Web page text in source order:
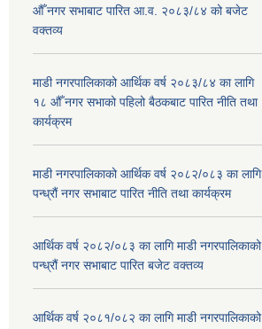
औँ नगर सभाबाट पारित आ.व. २०८३/८४ को बजेट
वक्तव्य
माडी नगरपालिकाको आर्थिक वर्ष २०८३/८४ का लागि
१८ औँ नगर सभाको पहिलो बैठकबाट पारित नीति तथा
कार्यक्रम
माडी नगरपालिकाको आर्थिक वर्ष २०८२/०८३ का लागि
पन्ध्रौं नगर सभाबाट पारित नीति तथा कार्यक्रम
आर्थिक वर्ष २०८२/०८३ का लागि माडी नगरपालिकाको
पन्ध्रौं नगर सभाबाट पारित बजेट वक्तव्य
आर्थिक वर्ष २०८१/०८२ का लागि माडी नगरपालिकाको